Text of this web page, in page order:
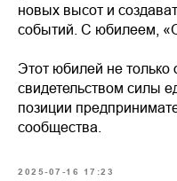
новых высот и
событий. С юбилеем,
Этот юбилей не только
свидетельством силы
позиции
сообщества.
2025-07-16 17:23